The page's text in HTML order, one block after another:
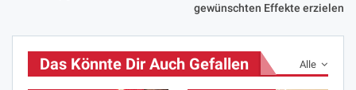
gewünschten Effekte erzielen
Alle
Das Könnte Dir Auch Gefallen